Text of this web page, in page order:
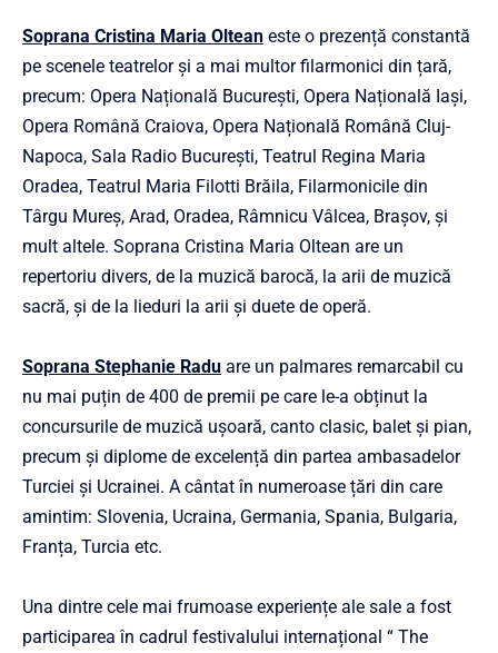
Soprana Cristina Maria Oltean este o prezență constantă
pe scenele teatrelor și a mai multor filarmonici din țară,
precum: Opera Națională București, Opera Națională Iași,
Opera Română Craiova, Opera Națională Română Cluj-
Napoca, Sala Radio București, Teatrul Regina Maria
Oradea, Teatrul Maria Filotti Brăila, Filarmonicile din
Târgu Mureș, Arad, Oradea, Râmnicu Vâlcea, Brașov, și
mult altele. Soprana Cristina Maria Oltean are un
repertoriu divers, de la muzică barocă, la arii de muzică
sacră, și de la lieduri la arii și duete de operă.
Soprana Stephanie Radu are un palmares remarcabil cu
nu mai puțin de 400 de premii pe care le-a obținut la
concursurile de muzică ușoară, canto clasic, balet și pian,
precum și diplome de excelență din partea ambasadelor
Turciei și Ucrainei. A cântat în numeroase țări din care
amintim: Slovenia, Ucraina, Germania, Spania, Bulgaria,
Franța, Turcia etc.
Una dintre cele mai frumoase experiențe ale sale a fost
participarea în cadrul festivalului internațional “ The